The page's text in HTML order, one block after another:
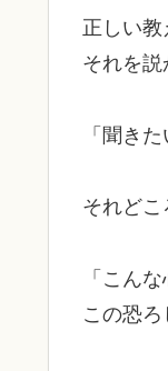
正しい教
それを説
「聞き
それどこ
「こん
この恐